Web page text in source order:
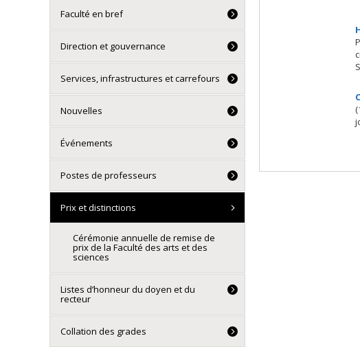
Faculté en bref
Direction et gouvernance
Services, infrastructures et carrefours
Nouvelles
Événements
Postes de professeurs
Prix et distinctions
Cérémonie annuelle de remise de
prix de la Faculté des arts et des
sciences
Listes d’honneur du doyen et du
recteur
Collation des grades